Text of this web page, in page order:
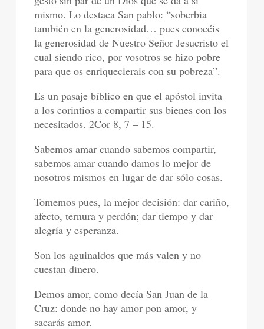
mismo. Lo destaca San pablo: “soberbia
también en la generosidad… pues conocéis
la generosidad de Nuestro Señor Jesucristo el
cual siendo rico, por vosotros se hizo pobre
para que os enriquecierais con su pobreza”.
Es un pasaje bíblico en que el apóstol invita
a los corintios a compartir sus bienes con los
necesitados. 2Cor 8, 7 – 15.
Sabemos amar cuando sabemos compartir,
sabemos amar cuando damos lo mejor de
nosotros mismos en lugar de dar sólo cosas.
Tomemos pues, la mejor decisión: dar cariño,
afecto, ternura y perdón; dar tiempo y dar
alegría y esperanza.
Son los aguinaldos que más valen y no
cuestan dinero.
Demos amor, como decía San Juan de la
Cruz: donde no hay amor pon amor, y
sacarás amor.